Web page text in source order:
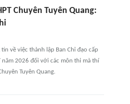
Chuyên Tuyên Quang:
về việc thành lập Ban Chỉ đạo cấp
2026 đối với các môn thi mà thí
Tuyên Quang.